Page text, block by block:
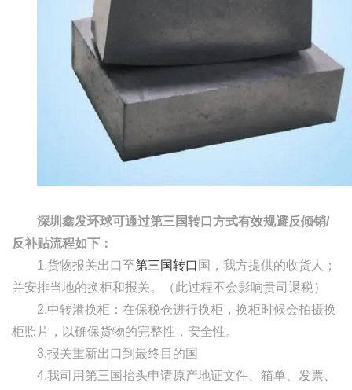
深圳鑫发环球可通过第三国转口方式有效规避反倾销/
反补贴流程如下：
1.货物报关出口至第三国转口 国，我方提供的收货人；
并安排当地的换柜和报关。（此过程不会影响贵司退税）
2.中转港换柜：在保税仓进行换柜，换柜时候会拍摄换
柜照片，以确保货物的完整性，安全性。
3.报关重新出口到最终目的国
4.我司用第三国抬头申请原产地证文件、箱单、发票、